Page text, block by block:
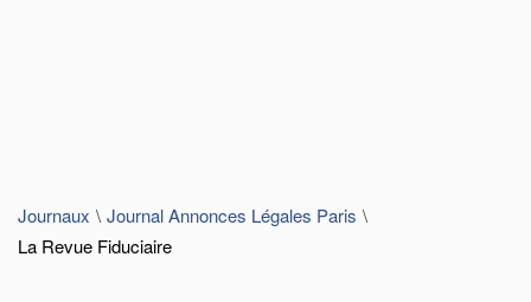
Journaux
Journal Annonces Légales Paris
La Revue Fiduciaire